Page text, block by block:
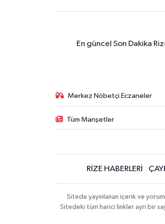
En güncel Son Dakika
Merkez Nöbetçi Eczaneler
Tüm Manşetler
RİZE HABERLERİ
Sitede yayınlanan içerik ve
Sitedeki tüm harici linkler ayrı bir